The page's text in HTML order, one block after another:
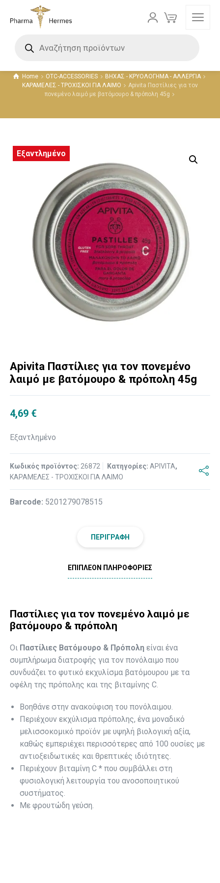
Home OTC-ACCESSORIES
ΒΗΧΑΣ - ΚΡΥΟΛΟΓΗΜΑ - ΑΛΛΕΡΓΙΑ
ΚΑΡΑΜΕΛΕΣ - ΤΡΟΧΙΣΚΟΙ ΓΙΑ ΛΑΙΜΟ
Apivita Παστίλιες για τον
πονεμένο λαιμό με βατόμουρο & πρόπολη 45g
Εξαντλημένο
Apivita Παστίλιες για τον πονεμένο
λαιμό με βατόμουρο & πρόπολη 45g
4,69 €
Εξαντλημένο
Κωδικός προϊόντος: 26872 Κατηγορίες: APIVITA,
ΚΑΡΑΜΕΛΕΣ - ΤΡΟΧΙΣΚΟΙ ΓΙΑ ΛΑΙΜΟ
Βarcode: 5201279078515
ΠΕΡΙΓΡΑΦΉ
ΕΠΙΠΛΈΟΝ ΠΛΗΡΟΦΟΡΊΕΣ
Παστίλιες για τον πονεμένο λαιμό με
βατόμουρο & πρόπολη
Οι Παστίλιες Βατόμουρο & Πρόπολη είναι ένα
συμπλήρωμα διατροφής για τον πονόλαιμο που
συνδυάζει το φυτικό εκχυλίσμα βατόμουρου με τα
οφέλη της πρόπολης και της βιταμίνης C.
Βοηθάνε στην ανακούφιση του πονόλαιμου.
Περιέχουν εκχύλισμα πρόπολης, ένα μοναδικό
μελισσοκομικό προϊόν με υψηλή βιολογική αξία,
καθώς εμπεριέχει περισσότερες από 100 ουσίες με
αντιοξειδωτικές και θρεπτικές ιδιότητες.
Περιέχουν βιταμίνη C * που συμβάλλει στη
φυσιολογική λειτουργία του ανοσοποιητικού
συστήματος.
Με φρουτώδη γεύση.